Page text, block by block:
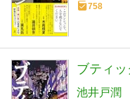
758
ブティッ
池井戸潤